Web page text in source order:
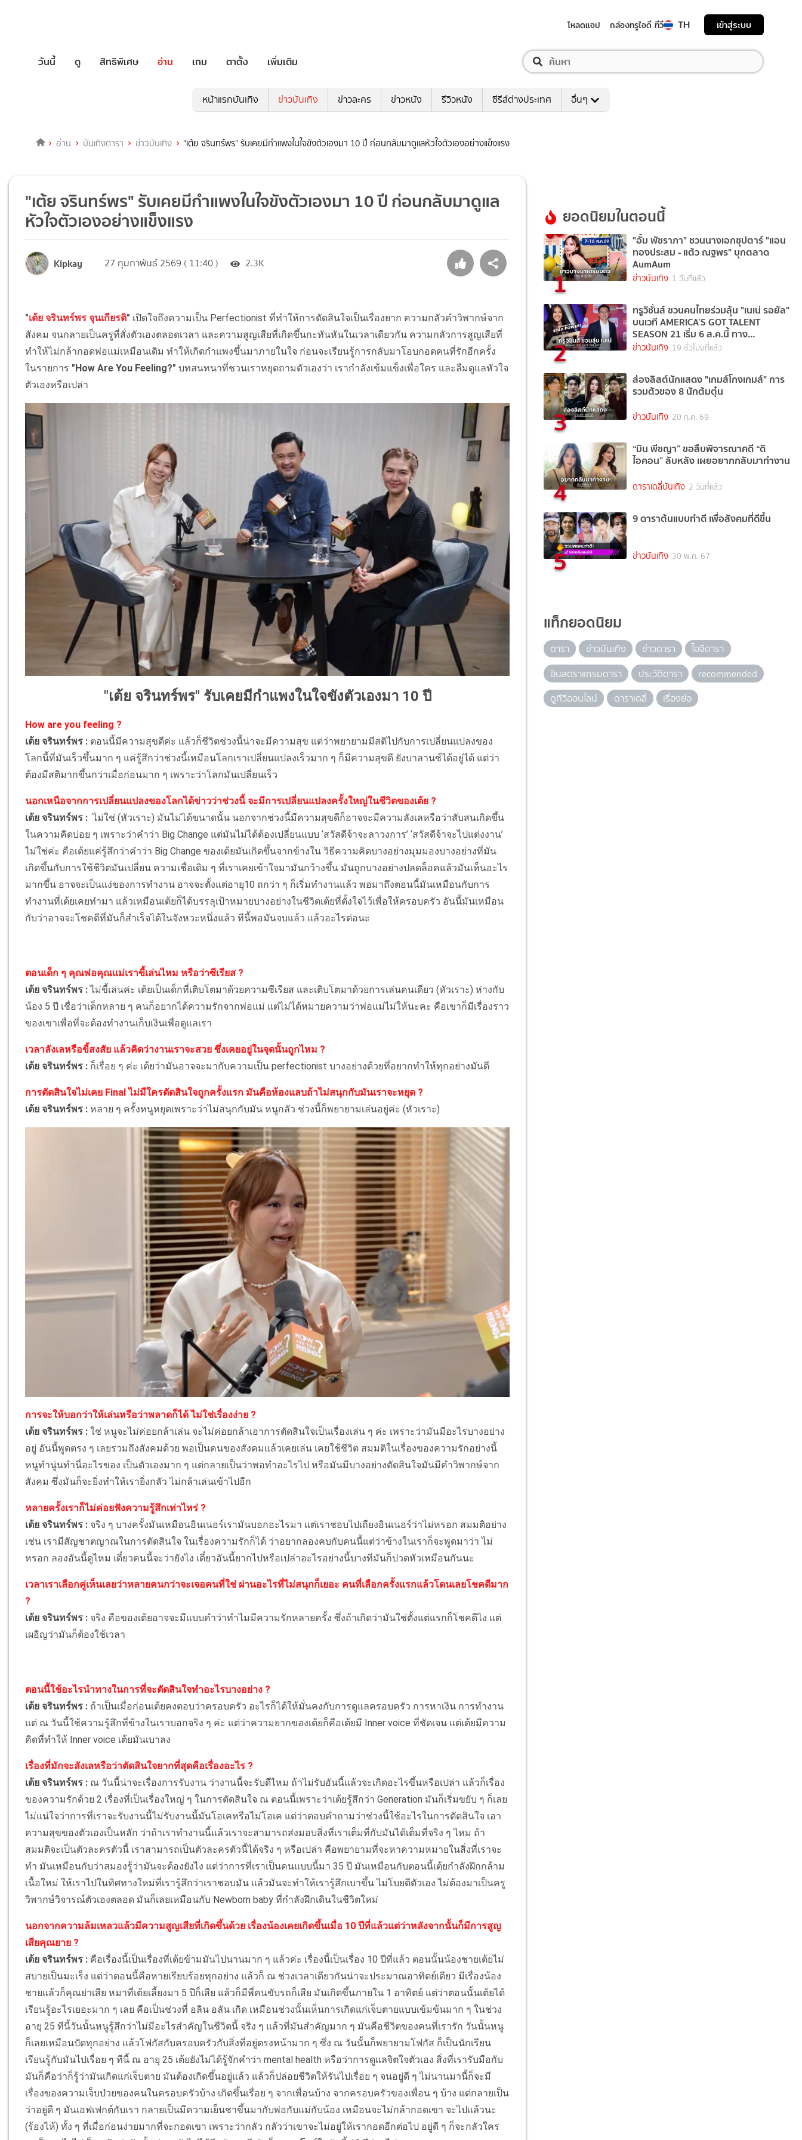
โหลดแอป กล่องทรูไอดี ทีวี TH เข้าสู่ระบบ
วันนี้ ดู สิทธิพิเศษ อ่าน เกม ตาตั้ง เพิ่มเติม
หน้าแรกบันเทิง ข่าวบันเทิง ข่าวละคร ข่าวหนัง รีวิวหนัง ซีรีส์ต่างประเทศ อื่นๆ
อ่าน บันเทิงดารา ข่าวบันเทิง "เต้ย จรินทร์พร" รับเคยมีกำแพงในใจขังตัวเองมา 10 ปี ก่อนกลับมาดูแลหัวใจตัวเองอย่างแข็งแรง
"เต้ย จรินทร์พร" รับเคยมีกำแพงในใจขังตัวเองมา 10 ปี ก่อนกลับมาดูแล
หัวใจตัวเองอย่างแข็งแรง
Kipkay 27 กุมภาพันธ์ 2569 ( 11:40 ) 2.3K
"เต้ย จรินทร์พร จุนเกียรติ" เปิดใจถึงความเป็น Perfectionist ที่ทำให้การตัดสินใจเป็นเรื่องยาก ความกลัวคำวิพากษ์จาก
สังคม จนกลายเป็นครูที่สั่งตัวเองตลอดเวลา และความสูญเสียที่เกิดขึ้นกะทันหันในเวลาเดียวกัน ความกลัวการสูญเสียที่
ทำให้ไม่กล้ากอดพ่อแม่เหมือนเดิม ทำให้เกิดกำแพงขึ้นมาภายในใจ ก่อนจะเรียนรู้การกลับมาโอบกอดคนที่รักอีกครั้ง
ในรายการ "How Are You Feeling?" บทสนทนาที่ชวนเราหยุดถามตัวเองว่า เรากำลังเข้มแข็งเพื่อใคร และลืมดูแลหัวใจ
ตัวเองหรือเปล่า
"เต้ย จรินทร์พร" รับเคยมีกำแพงในใจขังตัวเองมา 10 ปี
How are you feeling ?
เต้ย จรินทร์พร : ตอนนี้มีความสุขดีค่ะ แล้วก็ชีวิตช่วงนี้น่าจะมีความสุข แต่ว่าพยายามมีสติไปกับการเปลี่ยนแปลงของ
โลกนี้ที่มันเร็วขึ้นมาก ๆ แค่รู้สึกว่าช่วงนี้เหมือนโลกเราเปลี่ยนแปลงเร็วมาก ๆ ก็มีความสุขดี ยังบาลานซ์ได้อยู่ได้ แต่ว่า
ต้องมีสติมากขึ้นกว่าเมื่อก่อนมาก ๆ เพราะว่าโลกมันเปลี่ยนเร็ว
นอกเหนือจากการเปลี่ยนแปลงของโลกได้ข่าวว่าช่วงนี้ จะมีการเปลี่ยนแปลงครั้งใหญ่ในชีวิตของเต้ย ?
เต้ย จรินทร์พร :ไม่ใช่ (หัวเราะ) มันไม่ได้ขนาดนั้น นอกจากช่วงนี้มีความสุขดีก็อาจจะมีความลังเลหรือว่าสับสนเกิดขึ้น
ในความคิดบ่อย ๆ เพราะว่าคำว่า Big Change แต่มันไม่ได้ต้องเปลี่ยนแบบ ‘สวัสดีจ้าจะลาวงการ’ ‘สวัสดีจ้าจะไปแต่งงาน’
ไม่ใช่ค่ะ คือเต้ยแค่รู้สึกว่าคำว่า Big Change ของเต้ยมันเกิดขึ้นจากข้างใน วิธีความคิดบางอย่างมุมมองบางอย่างที่มัน
เกิดขึ้นกับการใช้ชีวิตมันเปลี่ยน ความเชื่อเดิม ๆ ที่เราเคยเข้าใจมามันกว้างขึ้น มันถูกบางอย่างปลดล็อคแล้วมันเห็นอะไร
มากขึ้น อาจจะเป็นแง่ของการทำงาน อาจจะตั้งแต่อายุ10 ถกว่า ๆ ก็เริ่มทำงานแล้ว พอมาถึงตอนนี้มันเหมือนกับการ
ทำงานที่เต้ยเคยทำมา แล้วเหมือนเต้ยก็ได้บรรลุเป้าหมายบางอย่างในชีวิตเต้ยที่ตั้งใจไว้เพื่อให้ครอบครัว อันนี้มันเหมือน
กับว่าอาจจะโชคดีที่มันก็สำเร็จได้ในจังหวะหนึ่งแล้ว ทีนี้พอมันจบแล้ว แล้วอะไรต่อนะ
ตอนเด็ก ๆ คุณพ่อคุณแม่เราขี้เล่นไหม หรือว่าซีเรียส ?
เต้ย จรินทร์พร :ไม่ขี้เล่นค่ะ เต้ยเป็นเด็กที่เติบโตมาด้วยความซีเรียส และเติบโตมาด้วยการเล่นคนเดียว (หัวเราะ) ห่างกับ
น้อง 5 ปี เชื่อว่าเด็กหลาย ๆ คนก็อยากได้ความรักจากพ่อแม่ แต่ไม่ได้หมายความว่าพ่อแม่ไม่ให้นะคะ คือเขาก็มีเรื่องราว
ของเขาเพื่อที่จะต้องทำงานเก็บเงินเพื่อดูแลเรา
เวลาลังเลหรือขี้สงสัย แล้วคิดว่างานเราจะสวย ซึ่งเคยอยู่ในจุดนั้นถูกไหม ?
เต้ย จรินทร์พร : ก็เรื่อย ๆ ค่ะ เต้ยว่ามันอาจจะมากับความเป็น perfectionist บางอย่างด้วยที่อยากทำให้ทุกอย่างมันดี
การตัดสินใจไม่เคย Final ไม่มีใครตัดสินใจถูกครั้งแรก มันคือห้องแลบถ้าไม่สนุกกับมันเราจะหยุด ?
เต้ย จรินทร์พร :หลาย ๆ ครั้งหนูหยุดเพราะว่าไม่สนุกกับมัน หนูกลัว ช่วงนี้ก็พยายามเล่นอยู่ค่ะ (หัวเราะ)
การจะให้บอกว่าให้เล่นหรือว่าพลาดก็ได้ ไม่ใช่เรื่องง่าย ?
เต้ย จรินทร์พร :ใช่ หนูจะไม่ค่อยกล้าเล่น จะไม่ค่อยกล้าเอาการตัดสินใจเป็นเรื่องเล่น ๆ ค่ะ เพราะว่ามันมีอะไรบางอย่าง
อยู่ อันนี้พูดตรง ๆ เลยรวมถึงสังคมด้วย พอเป็นคนของสังคมแล้วเคยเล่น เคยใช้ชีวิต สมมติในเรื่องของความรักอย่างนี้
หนูทำนู่นทำนี่อะไรของ เป็นตัวเองมาก ๆ แต่กลายเป็นว่าพอทำอะไรไป หรือมันมีบางอย่างตัดสินใจมันมีคำวิพากษ์จาก
สังคม ซึ่งมันก็จะยิ่งทำให้เรายิ่งกลัว ไม่กล้าเล่นเข้าไปอีก
หลายครั้งเราก็ไม่ค่อยฟังความรู้สึกเท่าไหร่ ?
เต้ย จรินทร์พร : จริง ๆ บางครั้งมันเหมือนอินเนอร์เรามันบอกอะไรมา แต่เราชอบไปเถียงอินเนอร์ว่าไม่หรอก สมมติอย่าง
เช่น เรามีสัญชาตญาณในการตัดสินใจ ในเรื่องความรักก็ได้ ว่าอยากลองคบกับคนนี้แต่ว่าข้างในเราก็จะพูดมาว่า ไม่
หรอก ลองอันนี้ดูไหม เดี๋ยวคนนี้จะว่ายังไง เดี๋ยวอันนี้ยากไปหรือเปล่าอะไรอย่างนี้บางทีมันก็ปวดหัวเหมือนกันนะ
เวลาเราเลือกคู่เห็นเลยว่าหลายคนกว่าจะเจอคนที่ใช่ ผ่านอะไรที่ไม่สนุกก็เยอะ คนที่เลือกครั้งแรกแล้วโดนเลยโชคดีมาก
?
เต้ย จรินทร์พร : จริง คือของเต้ยอาจจะมีแบบคำว่าทำไมมีความรักหลายครั้ง ซึ่งถ้าเกิดว่ามันใช่ตั้งแต่แรกก็โชคดีไง แต่
เผอิญว่ามันก็ต้องใช้เวลา
ตอนนี้ใช้อะไรนำทางในการที่จะตัดสินใจทำอะไรบางอย่าง ?
เต้ย จรินทร์พร : ถ้าเป็นเมื่อก่อนเต้ยคงตอบว่าครอบครัว อะไรก็ได้ให้มั่นคงกับการดูแลครอบครัว การหาเงิน การทำงาน
แต่ ณ วันนี้ใช้ความรู้สึกที่ข้างในเราบอกจริง ๆ ค่ะ แต่ว่าความยากของเต้ยก็คือเต้ยมี Inner voice ที่ชัดเจน แต่เต้ยมีความ
คิดที่ทำให้ Inner voice เต้ยมันเบาลง
เรื่องที่มักจะลังเลหรือว่าตัดสินใจยากที่สุดคือเรื่องอะไร ?
เต้ย จรินทร์พร : ณ วันนี้น่าจะเรื่องการรับงาน ว่างานนี้จะรับดีไหม ถ้าไม่รับอันนี้แล้วจะเกิดอะไรขึ้นหรือเปล่า แล้วก็เรื่อง
ของความรักด้วย 2 เรื่องที่เป็นเรื่องใหญ่ ๆ ในการตัดสินใจ ณ ตอนนี้เพราะว่าเต้ยรู้สึกว่า Generation มันก็เริ่มขยับ ๆ ก็เลย
ไม่แน่ใจว่าการที่เราจะรับงานนี้ไม่รับงานนี้มันโอเคหรือไม่โอเค แต่ว่าตอบคำถามว่าช่วงนี้ใช้อะไรในการตัดสินใจ เอา
ความสุขของตัวเองเป็นหลัก ว่าถ้าเราทำงานนี้แล้วเราจะสามารถส่งมอบสิ่งที่เราเต็มที่กับมันได้เต็มที่จริง ๆ ไหม ถ้า
สมมติจะเป็นตัวละครตัวนี้ เราสามารถเป็นตัวละครตัวนี้ได้จริง ๆ หรือเปล่า คือพยายามที่จะหาความหมายในสิ่งที่เราจะ
ทำ มันเหมือนกับว่าสมองรู้ว่ามันจะต้องยังไง แต่ว่าการที่เราเป็นคนแบบนี้มา 35 ปี มันเหมือนกับตอนนี้เต้ยกำลังฝึกกล้าม
เนื้อใหม่ ให้เราไปในทิศทางใหม่ที่เรารู้สึกว่าเราชอบมัน แล้วมันจะทำให้เรารู้สึกเบาขึ้น ไม่โบยตีตัวเอง ไม่ต้องมาเป็นครู
วิพากษ์วิจารณ์ตัวเองตลอด มันก็เลยเหมือนกับ Newborn baby ที่กำลังฝึกเดินในชีวิตใหม่
นอกจากความล้มเหลวแล้วมีความสูญเสียที่เกิดขึ้นด้วย เรื่องน้องเคยเกิดขึ้นเมื่อ 10 ปีที่แล้วแต่ว่าหลังจากนั้นก็มีการสูญ
เสียคุณยาย ?
เต้ย จรินทร์พร : คือเรื่องนี้เป็นเรื่องที่เต้ยข้ามมันไปนานมาก ๆ แล้วค่ะ เรื่องนี้เป็นเรื่อง 10 ปีที่แล้ว ตอนนั้นน้องชายเต้ยไม่
สบายเป็นมะเร็ง แต่ว่าตอนนี้คือหายเรียบร้อยทุกอย่าง แล้วก็ ณ ช่วงเวลาเดียวกันน่าจะประมาณอาทิตย์เดียว มีเรื่องน้อง
ชายแล้วก็คุณย่าเสีย หมาที่เต้ยเลี้ยงมา 5 ปีก็เสีย แล้วก็มีพี่คนขับรถก็เสีย มันเกิดขึ้นภายใน 1 อาทิตย์ แต่ว่าตอนนั้นเต้ยได้
เรียนรู้อะไรเยอะมาก ๆ เลย คือเป็นช่วงที่ อลิน อลัน เกิด เหมือนช่วงนั้นเห็นการเกิดแก่เจ็บตายแบบเข้มข้นมาก ๆ ในช่วง
อายุ 25 ทีนี้วันนั้นหนูรู้สึกว่าไม่มีอะไรสำคัญในชีวิตนี้ จริง ๆ แล้วที่มันสำคัญมาก ๆ มันคือชีวิตของคนที่เรารัก วันนั้นหนู
ก็เลยเหมือนปัดทุกอย่าง แล้วโฟกัสกับครอบครัวกับสิ่งที่อยู่ตรงหน้ามาก ๆ ซึ่ง ณ วันนั้นก็พยายามโฟกัส ก็เป็นนักเรียน
เรียนรู้กับมันไปเรื่อย ๆ ทีนี้ ณ อายุ 25 เต้ยยังไม่ได้รู้จักคำว่า mental health หรือว่าการดูแลจิตใจตัวเอง สิ่งที่เรารับมือกับ
มันก็คือว่าก็รู้ว่ามันเกิดแก่เจ็บตาย มันต้องเกิดขึ้นอยู่แล้ว แล้วก็ปล่อยชีวิตให้รันไปเรื่อย ๆ จนอยู่ดี ๆ ไม่นานมานี้ก็จะมี
เรื่องของความเจ็บป่วยของคนในครอบครัวบ้าง เกิดขึ้นเรื่อย ๆ จากเพื่อนบ้าง จากครอบครัวของเพื่อน ๆ บ้าง แต่กลายเป็น
ว่าอยู่ดี ๆ มันเอฟเฟกต์กับเรา กลายเป็นมีความเย็นชาขึ้นมากับพ่อกับแม่กับน้อง เหมือนจะไม่กล้ากอดเขา จะไปแล้วนะ
(ร้องไห้) ทั้ง ๆ ที่เมื่อก่อนง่ายมากที่จะกอดเขา เพราะว่ากลัว กลัวว่าเขาจะไม่อยู่ให้เรากอดอีกต่อไป อยู่ดี ๆ ก็จะกลัวใคร
ยอดนิยมในตอนนี้
1
"อั้ม พัชราภา" ชวนนางเอกซุปตาร์ "แอน
ทองประสม - แต้ว ณฐพร" บุกตลาด
AumAum
ข่าวบันเทิง 1 วันที่แล้ว
2
ทรูวิชั่นส์ ชวนคนไทยร่วมลุ้น "เนเน่ รอยัล"
บนเวที AMERICA’S GOT TALENT
SEASON 21 เริ่ม 6 ส.ค.นี้ ทาง
TrueVisions NOW
ข่าวบันเทิง 19 ชั่วโมงที่แล้ว
3
ส่องลิสต์นักแสดง "เกมส์โกงเกมส์" การ
รวมตัวของ 8 นักต้มตุ๋น
ข่าวบันเทิง 20 ก.ค. 69
4
“มิน พีชญา” ขอสืบพิจารณาคดี “ดิ
ไอคอน” ลับหลัง เผยอยากกลับมาทำงาน
ดาราเดลี่บันเทิง 2 วันที่แล้ว
5
9 ดาราต้นแบบทำดี เพื่อสังคมที่ดีขึ้น
ข่าวบันเทิง 30 พ.ค. 67
แท็กยอดนิยม
ดารา ข่าวบันเทิง ข่าวดารา
ไอจีดารา
อินสตราแกรมดารา
ประวัติดารา
recommended
ดูทีวีออนไลน์
ดาราเดลี่ เรื่องย่อ